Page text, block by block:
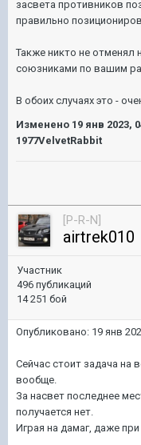
засвета противников
правильно
Также никто не отменял
союзниками по вашим
В обоих случаях это -
Изменено 19 янв 2023,
1977VelvetRabbit
[P-R-N]
airtrek010
Участник
496 публикаций
14 251 бой
Опубликовано: 19 янв
Сейчас стоит задача на
вообще.
За насвет последнее
получается нет.
Играя на дамаг, даже